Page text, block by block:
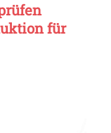
für